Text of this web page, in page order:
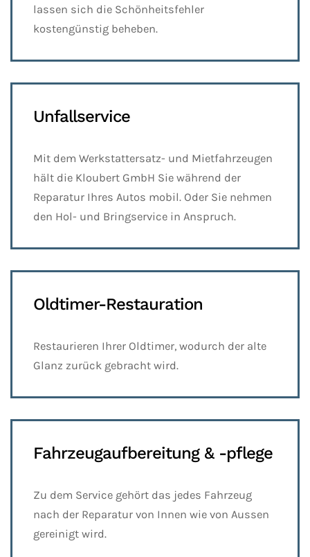
lassen sich die Schönheitsfehler
kostengünstig beheben.
Unfallservice
Mit dem Werkstattersatz- und Mietfahrzeugen
hält die Kloubert GmbH Sie während der
Reparatur Ihres Autos mobil. Oder Sie nehmen
den Hol- und Bringservice in Anspruch.
Oldtimer-Restauration
Restaurieren Ihrer Oldtimer, wodurch der alte
Glanz zurück gebracht wird.
Fahrzeugaufbereitung & -pflege
Zu dem Service gehört das jedes Fahrzeug
nach der Reparatur von Innen wie von Aussen
gereinigt wird.